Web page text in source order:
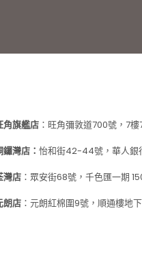
角旗艦店 ：旺角彌敦道700號，7
鑼灣店： 怡和街42-44號，華人銀
灣店 ：眾安街68號，千色匯一期
朗店 ：元朗紅棉圍9號，順通樓地